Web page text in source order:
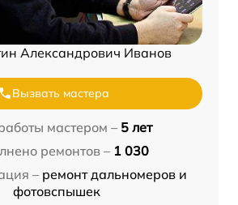
Александрович Иванов
Вызвать мастера
мастером – 5 лет
ремонтов – 1 030
– ремонт дальномеров и
фотовспышек